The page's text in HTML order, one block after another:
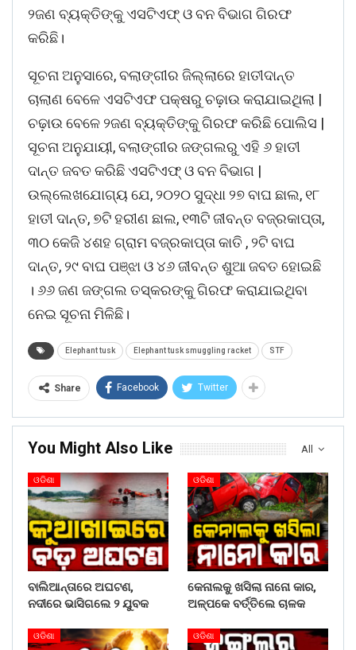
୨ଜଣ ବ୍ୟକ୍ତିଙ୍କୁ ଏସଟିଏଫ୍ ଓ ବନ ବିଭାଗ ଗିରଫ
କରିଛି।
ସୂଚନା ଅନୁସାରେ, ବଲାଙ୍ଗୀର ଜିଲ୍ଲାରେ ହାତୀଦାନ୍ତ
ଚାଲାଣ ବେଳେ ଏସଟିଏଫ ପକ୍ଷରୁ ଚଢ଼ାଉ କରାଯାଇଥିଲା |
ଚଢ଼ାଉ ବେଳେ ୨ଜଣ ବ୍ୟକ୍ତିଙ୍କୁ ଗିରଫ କରିଛି ପୋଲିସ |
ସୂଚନା ଅନୁଯାୟୀ, ବଲାଙ୍ଗୀର ଜଙ୍ଗଲରୁ ଏହି ୬ ହାତୀ
ଦାନ୍ତ ଜବତ କରିଛି ଏସଟିଏଫ୍ ଓ ବନ ବିଭାଗ |
ଉଲ୍ଲେଖଯୋଗ୍ୟ ଯେ, ୨୦୨୦ ସୁଦ୍ଧା ୨୭ ବାଘ ଛାଲ, ୧୮
ହାତୀ ଦାନ୍ତ, ୭ଟି ହରୀଣ ଛାଲ, ୧୩ଟି ଜୀବନ୍ତ ବଜ୍ରକାପ୍ତା,
୩୦ କେଜି ୪ଶହ ଗ୍ରାମ ବଜ୍ରକାପ୍ତା କାତି , ୨ଟି ବାଘ
ଦାନ୍ତ, ୨୯ ବାଘ ପଞ୍ଝା ଓ ୪୬ ଜୀବନ୍ତ ଶୁଆ ଜବତ ହୋଇଛି
। ୬୬ ଜଣ ଜଙ୍ଗଲ ତସ୍କରଙ୍କୁ ଗିରଫ କରାଯାଇଥିବା
ନେଇ ସୂଚନା ମିଳିଛି।
Elephant tusk Elephant tusk smuggling racket STF
Share Facebook Twitter
All
You Might Also Like
ଓଡିଶା
ବାଲିଆନ୍ତାରେ ଅଘଟଣ,
ନଦୀରେ ଭାସିଗଲେ ୨ ଯୁବକ
ଓଡିଶା
କେନାଲକୁ ଖସିଲା ନାନୋ କାର,
ଅଳ୍ପକେ ବର୍ତ୍ତିଲେ ଚାଳକ
ଓଡିଶା ଓଡିଶା